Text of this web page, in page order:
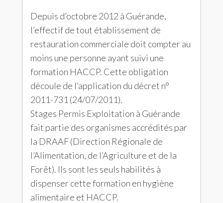
Depuis d’octobre 2012 à Guérande,
l’effectif de tout établissement de
restauration commerciale doit compter au
moins une personne ayant suivi une
formation HACCP. Cette obligation
découle de l’application du décret n°
2011-731 (24/07/2011).
Stages Permis Exploitation à Guérande
fait partie des organismes accrédités par
la DRAAF (Direction Régionale de
l’Alimentation, de l’Agriculture et de la
Forêt). Ils sont les seuls habilités à
dispenser cette formation en hygiène
alimentaire et HACCP.